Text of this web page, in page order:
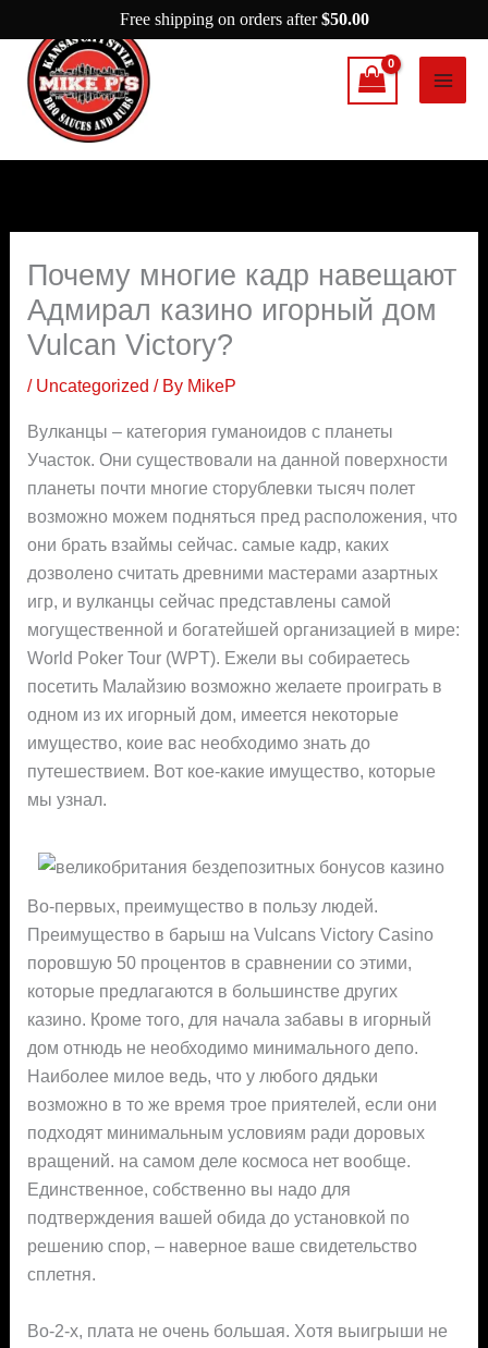
to
content
Почему многие кадр навещают
Адмирал казино игорный дом
Vulcan Victory?
/ Uncategorized / By MikeP
Вулканцы – категория гуманоидов с планеты
Участок. Они существовали на данной поверхности
планеты почти многие сторублевки тысяч полет
возможно можем подняться пред расположения, что
они брать взаймы сейчас.самые кадр, каких
дозволено считать древними мастерами азартных
игр, и вулканцы сейчас представлены самой
могущественной и богатейшей организацией в мире:
World Poker Tour (WPT). Ежели вы собираетесь
посетить Малайзию возможно желаете проиграть в
одном из их игорный дом, имеется некоторые
имущество, коие вас необходимо знать до
путешествием. Вот кое-какие имущество, которые
мы узнал.
Во-первых, преимущество в пользу людей.
Преимущество в барыш на Vulcans Victory Casino
поровшую 50 процентов в сравнении со этими,
которые предлагаются в большинстве других
казино. Кроме того, для начала забавы в игорный
дом отнюдь не необходимо минимального депо.
Наиболее милое ведь, что у любого дядьки
возможно в то же время трое приятелей, если они
подходят минимальным условиям ради доровых
вращений. на самом деле космоса нет вообще.
Единственное, собственно вы надо для
подтверждения вашей обида до установкой по
решению спор, – наверное ваше свидетельство
сплетня.
Во-2-х, плата не очень большая. Хотя выигрыши не
Free shipping on orders after$50.00